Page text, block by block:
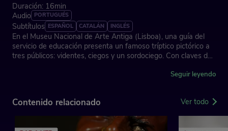
Duración: 16min
Audio PORTUGUÉS
Subtítulos ESPAÑOL CATALÁN INGLÉS
En el Museu Nacional de Arte Antiga (Lisboa), una guía del
servicio de educación presenta un famoso tríptico pictórico a
tres públicos: videntes, ciegos y un sordociego. Con claves de
desvelando poco a poco. En un ambiente lúdico, los visitantes
Dirección: Maya Kosa, Sérgio da Costa
Seguir leyendo
Contenido relacionado Ver todo